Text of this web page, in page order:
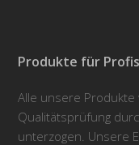
Produkte für Profis
Alle unsere
Qualitätsprüfung
unterzogen. Unsere